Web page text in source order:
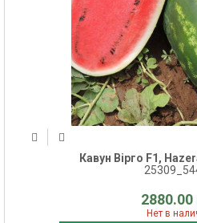
Кавун Вірго F1,
2880.00
Нет в